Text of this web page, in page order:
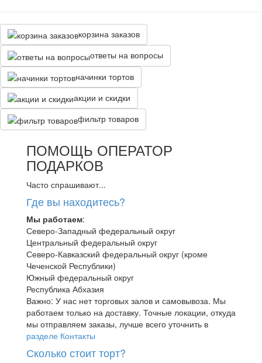
корзина заказов
ответы на вопросы
начинки тортов
акции и скидки
фильтр товаров
ПОМОЩЬ ОПЕРАТОР
ПОДАРКОВ
Часто спрашивают...
Где вы находитесь?
Мы работаем:
Северо-Западный федеральный округ
Центральный федеральный округ
Северо-Кавказский федеральный округ (кроме
Чеченской Республики)
Южный федеральный округ
Республика Абхазия
Важно: У нас нет торговых залов и самовывоза. Мы
работаем только на доставку. Точные локации, откуда
мы отправляем заказы, лучше всего уточнить в
разделе Контакты
Сколько стоит торт?